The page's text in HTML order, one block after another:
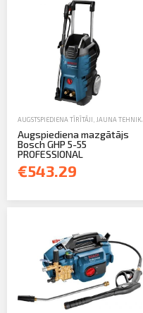
Sazināties
AUGSTSPIEDIENA TĪRĪTĀJI JAUNA TEHNIKA
Augspiediena mazgātājs
Bosch GHP 5-55
PROFESSIONAL
€543.29